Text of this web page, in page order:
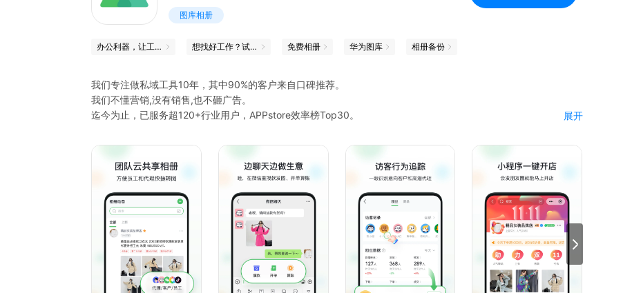
图库相册
办公利器，让工作更轻松 想找好工作？试试这款APP 免费相册 华为图库 相册备份
我们专注做私域工具10年，其中90%的客户来自口碑推荐。
我们不懂营销,没有销售,也不砸广告。
迄今为止，已服务超120+行业用户，APPstore效率榜Top30。
我们改变不了世界，但我们想用科技造福生意人
无论你是批发还是零售，
无论你是实体还是电商，
无论你是抖快网红、团长、代购还是微商。
微购相册都能提供匹配你生意模式的解决方案：
1个工具搞定10大私域解决方案，All in One。
让你的私域生意快人一步。
共享素材库，方便自己也方便代理的朋友圈卖货神器
展开